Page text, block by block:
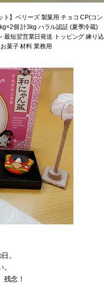
ト】ベリーズ 製菓用 チョコ CP(コン
個 計3kg ハラル認証 (夏季冷蔵)
最短翌営業日発送 トッピング 練り込
菓子 材料 業務用
。
念！